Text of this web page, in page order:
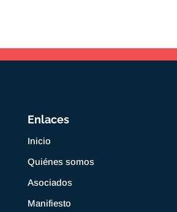
Enlaces
Inicio
Quiénes somos
Asociados
Manifiesto